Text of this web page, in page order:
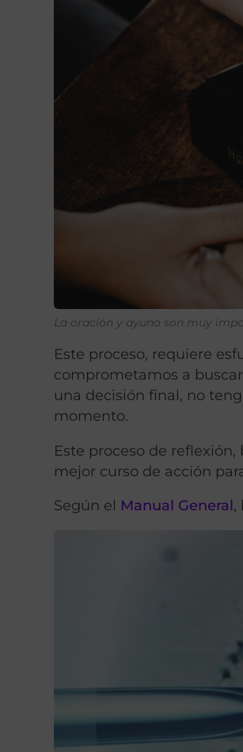
La oración y ayuno son muy
Este proceso, requiere
comprometamos a
una decisión final, no
momento.
Este proceso de
mejor curso de acción
Según el Manual General,